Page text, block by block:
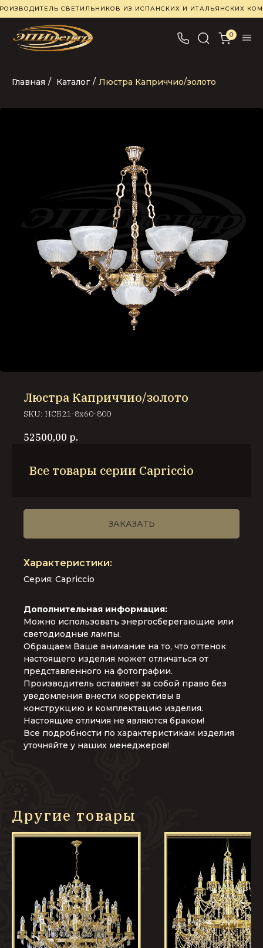
СВЕТИЛЬНИКОВ ИЗ ИСПАНСКИХ И ИТАЛЬЯНСКИХ
0
Главная / Каталог / Люстра Каприччио/золото
Люстра Каприччио/золото
SKU: НСБ21-8х60-800
52500,00 р.
Все товары серии Capriccio
ЗАКАЗАТЬ
Дополнительная информация:
Можно использовать энергосберегающие или
светодиодные лампы.
Обращаем Ваше внимание на то, что оттенок
настоящего изделия может отличаться от
представленного на фотографии.
Производитель оставляет за собой право без
уведомления внести коррективы в
конструкцию и комплектацию изделия.
Настоящие отличия не являются браком!
Все подробности по характеристикам изделия
уточняйте у наших менеджеров!
Серия: Capriccio
Другие товары